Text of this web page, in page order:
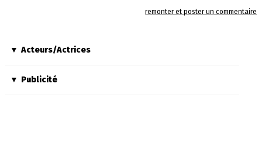
remonter et poster un commentaire
Acteurs/Actrices
Publicité